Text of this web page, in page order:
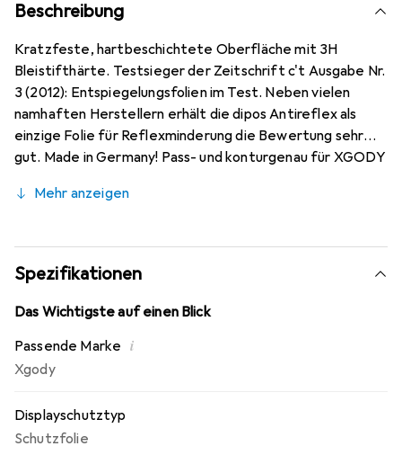
Beschreibung
Kratzfeste, hartbeschichtete Oberfläche mit 3H
Bleistifthärte. Testsieger der Zeitschrift c't Ausgabe Nr.
3 (2012): Entspiegelungsfolien im Test. Neben vielen
namhaften Herstellern erhält die dipos Antireflex als
einzige Folie für Reflexminderung die Bewertung sehr
gut. Made in Germany! Pass- und konturgenau für XGODY
Kinderleichte Anbringung - 100% blasenfreie Montage bei
verdrängt die Luft beim Aufbringen und schmiegt sich
damit von selbst an das Display an. Keine
Beeinträchtigung der Bedienbarkeit! Die dipos
Displayschutzfolie bietet ein angenehmes Bediengefühl
Mehr anzeigen
Spezifikationen
Das Wichtigste auf einen Blick
Passende Marke i
Xgody
Displayschutztyp
Schutzfolie